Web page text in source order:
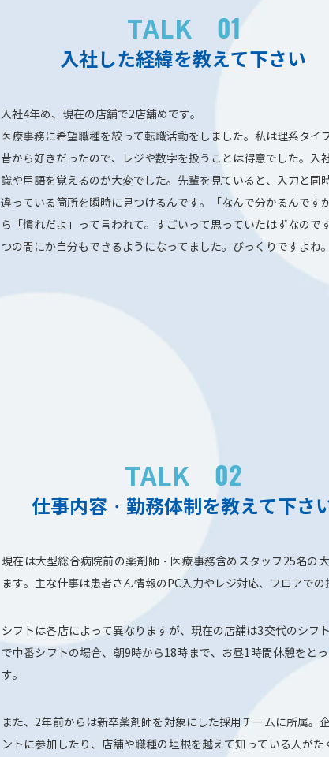
TALK 01
入社した経緯を教えて下さい
入社4年め、現在の店舗で2店舗めです。
医療事務に希望職種を絞って転職活動をしました。私は理系タイ
昔から好きだったので、レジや数字を扱うことは得意でした。入
識や用語を覚えるのが大変でした。先輩を見ていると、入力と同
違っている箇所を瞬時に見つけるんです。「なんで分かるんです
ら「慣れだよ」って言われて。すごいって思っていたはずなので
つの間にか自分もできるようになってました。びっくりですよね
TALK 02
仕事内容・勤務体制を教えて下さ
現在は大型総合病院前の薬剤師・医療事務含めスタッフ25名の
ます。主な仕事は患者さん情報のPC入力やレジ対応、フロアでの
シフトは各店によって異なりますが、現在の店舗は3交代のシフ
で中番シフトの場合、朝9時から18時まで、お昼1時間休憩をと
す。
また、2年前からは新卒薬剤師を対象にした採用チームに所属。
ントに参加したり、店舗や職種の垣根を越えて知っている人が